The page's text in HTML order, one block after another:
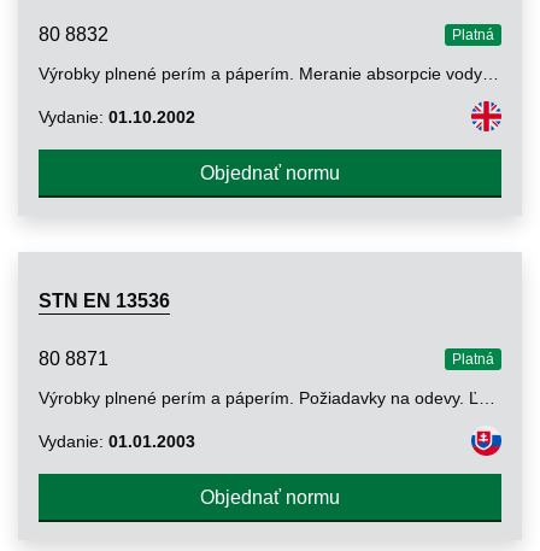
80 8832 Platná
Vydanie: 01.10.2002
Objednať normu
STN EN 13536
80 8871 Platná
Vydanie: 01.01.2003
Objednať normu